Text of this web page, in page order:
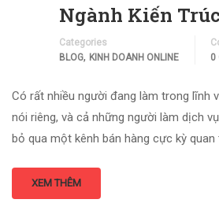
Ngành Kiến
Categories
BLOG, KINH DOANH ONLINE
0
Có rất nhiều người đang làm trong lĩnh
nói riêng, và cả những người làm dịch
bỏ qua một kênh bán hàng cực kỳ
XEM THÊM